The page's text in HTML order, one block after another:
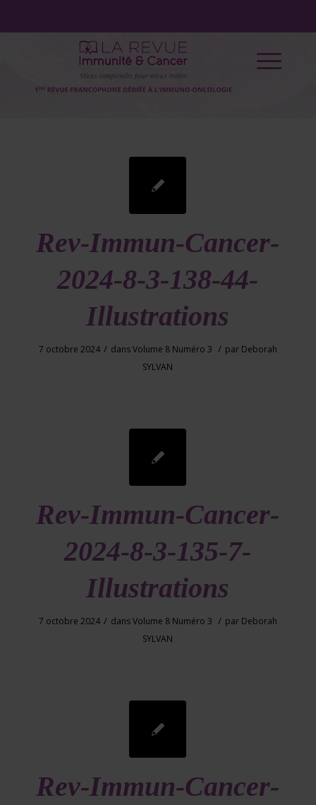
Rev-Immun-Cancer-
2024-8-3-138-44-
Illustrations
7 octobre 2024 / dansVolume 8 Numéro 3 / par Deborah
SYLVAN
Rev-Immun-Cancer-
2024-8-3-135-7-
Illustrations
7 octobre 2024 / dansVolume 8 Numéro 3 / par Deborah
SYLVAN
Rev-Immun-Cancer-